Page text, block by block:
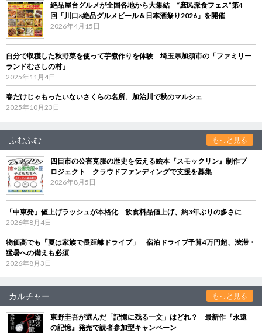
絶品屋台グルメが全国各地から大集結 “庶民派食フェス”第4
回「川口×絶品グルメビール＆日本酒祭り2026」を開催
2026年4月15日
自分で収穫した秋野菜を使って芋煮作りを体験 埼玉県加須市の「ファミリー
ランドむさしの村」
2025年11月4日
春だけじゃもったいないさくらの名所、加治川で秋のマルシェ
2025年10月23日
ふむふむ もっと見る
四日市の公害克服の歴史を伝える絵本『スモックリン』制作プ
ロジェクト クラウドファンディングで支援を募集
2026年8月5日
「中東発」値上げラッシュが本格化 飲食料品値上げ、約3年ぶりの多さに
2026年8月4日
物価高でも「夏は家族で長距離ドライブ」 宿泊ドライブ予算4万円超、渋滞・
猛暑への備えも必須
2026年8月3日
カルチャー もっと見る
東野圭吾が選んだ「記憶に残る一文」はどれ？ 最新作『永遠
の記憶』発売で読者参加型キャンペーン